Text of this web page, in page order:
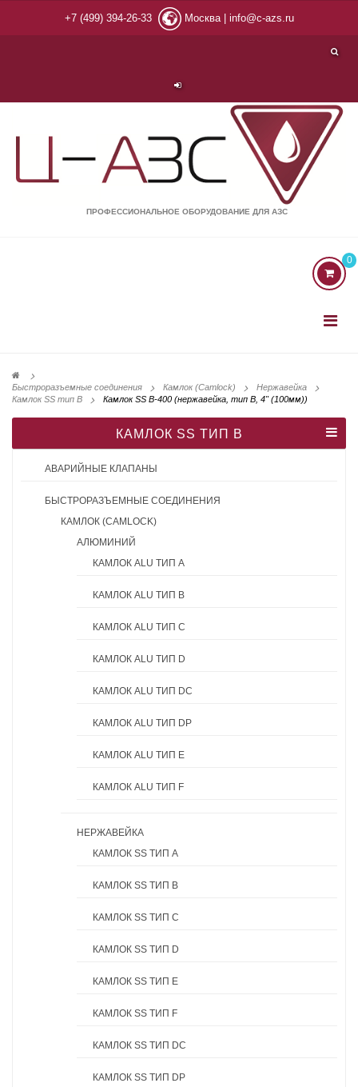
+7 (499) 394-26-33 Москва | info@c-azs.ru
ПРОФЕССИОНАЛЬНОЕ ОБОРУДОВАНИЕ ДЛЯ АЗС
0
>
Быстроразъемные соединения
> Камлок (Camlock) > Нержавейка
>
Камлок SS тип B
> Камлок SS B-400 (нержавейка, тип B, 4" (100мм))
КАМЛОК SS ТИП B
АВАРИЙНЫЕ КЛАПАНЫ
БЫСТРОРАЗЪЕМНЫЕ СОЕДИНЕНИЯ
КАМЛОК (CAMLOCK)
АЛЮМИНИЙ
КАМЛОК ALU ТИП A
КАМЛОК ALU ТИП B
КАМЛОК ALU ТИП C
КАМЛОК ALU ТИП D
КАМЛОК ALU ТИП DC
КАМЛОК ALU ТИП DP
КАМЛОК ALU ТИП E
КАМЛОК ALU ТИП F
НЕРЖАВЕЙКА
КАМЛОК SS ТИП A
КАМЛОК SS ТИП B
КАМЛОК SS ТИП C
КАМЛОК SS ТИП D
КАМЛОК SS ТИП E
КАМЛОК SS ТИП F
КАМЛОК SS ТИП DC
КАМЛОК SS ТИП DP